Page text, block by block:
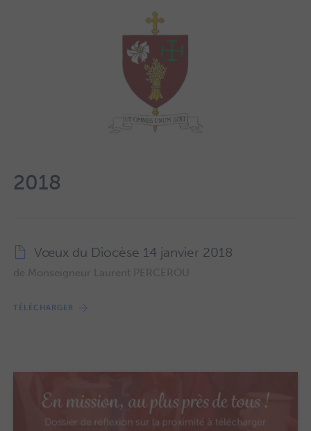
2018
Vœux du Diocèse 14 janvier 2018
de Monseigneur Laurent PERCEROU
TÉLÉCHARGER